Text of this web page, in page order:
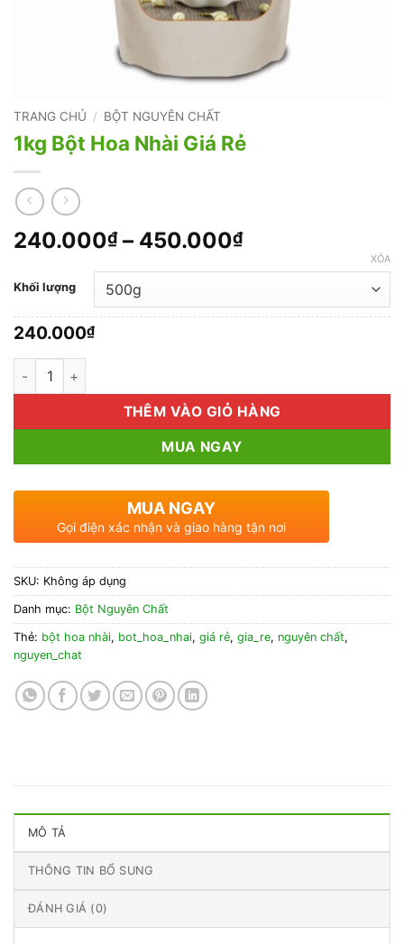
TRANG CHỦ / BỘT NGUYÊN CHẤT
1kg Bột Hoa Nhài Giá Rẻ
240.000₫ – 450.000₫Khoảng
240.000₫
đến
Khối lượng
XÓA
240.000₫
1kg Bột Hoa Nhài Giá Rẻ số lượng
THÊM VÀO GIỎ HÀNG
MUA NGAY
MUA NGAY
Gọi điện xác nhận và giao hàng tận nơi
SKU: Không áp dụng
Danh mục: Bột Nguyên Chất
Thẻ: bột hoa nhài, bot_hoa_nhai, giá rẻ, gia_re, nguyên chất,
nguyen_chat
MÔ TẢ
THÔNG TIN BỔ SUNG
ĐÁNH GIÁ (0)